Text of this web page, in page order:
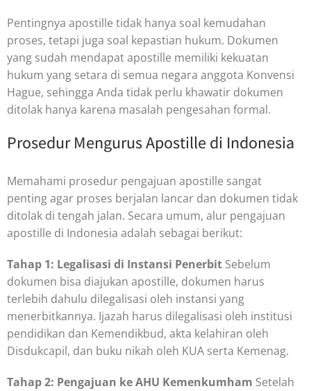
Pentingnya apostille tidak hanya soal kemudahan
proses, tetapi juga soal kepastian hukum. Dokumen
yang sudah mendapat apostille memiliki kekuatan
hukum yang setara di semua negara anggota Konvensi
Hague, sehingga Anda tidak perlu khawatir dokumen
ditolak hanya karena masalah pengesahan formal.
Prosedur Mengurus Apostille di Indonesia
Memahami prosedur pengajuan apostille sangat
penting agar proses berjalan lancar dan dokumen tidak
ditolak di tengah jalan. Secara umum, alur pengajuan
apostille di Indonesia adalah sebagai berikut:
Tahap 1: Legalisasi di Instansi Penerbit Sebelum
dokumen bisa diajukan apostille, dokumen harus
terlebih dahulu dilegalisasi oleh instansi yang
menerbitkannya. Ijazah harus dilegalisasi oleh institusi
pendidikan dan Kemendikbud, akta kelahiran oleh
Disdukcapil, dan buku nikah oleh KUA serta Kemenag.
Tahap 2: Pengajuan ke AHU Kemenkumham Setelah